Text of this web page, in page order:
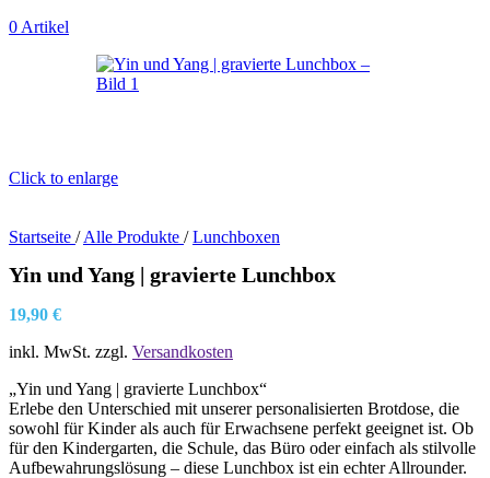
0 Artikel
Click to enlarge
Startseite / Alle Produkte / Lunchboxen
Yin und Yang | gravierte Lunchbox
19,90 €
inkl. MwSt. zzgl. Versandkosten
„Yin und Yang | gravierte Lunchbox“
Erlebe den Unterschied mit unserer personalisierten Brotdose, die
sowohl für Kinder als auch für Erwachsene perfekt geeignet ist. Ob
für den Kindergarten, die Schule, das Büro oder einfach als stilvolle
Aufbewahrungslösung – diese Lunchbox ist ein echter Allrounder.